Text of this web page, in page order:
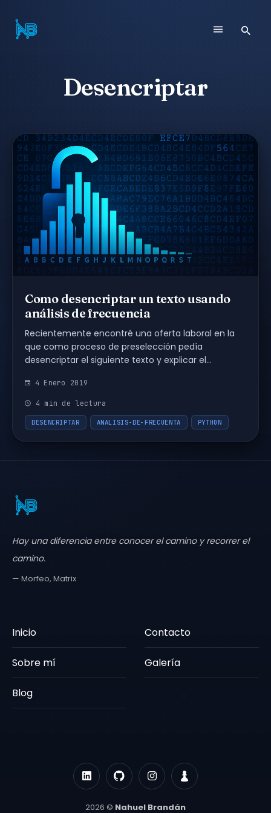
Desencriptar
Como desencriptar un texto usando
análisis de frecuencia
Recientemente encontré una oferta laboral en la
que como proceso de preselección pedía
desencriptar el siguiente texto y explicar el
ΣΦΨΞΔλΨΔΛΣΦΔλΨξΔϗΞΔΦΨΞϑλΨΛΣΘϑΞϗΦϑλΨΣΞΨ...
4 Enero 2019
4 min de lectura
DESENCRIPTAR ANALISIS-DE-FRECUENTA PYTHON
Hay una diferencia entre conocer el camino y recorrer el
camino.
— Morfeo, Matrix
Inicio
Sobre mí
Blog
Contacto
Galería
2026 © Nahuel Brandán